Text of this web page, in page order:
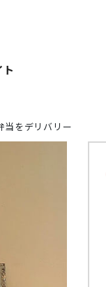
当をデリバリー